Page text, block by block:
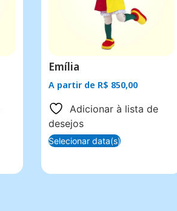
Emília
A partir de R$ 850,00
Adicionar à lista de
desejos
Selecionar data(s)